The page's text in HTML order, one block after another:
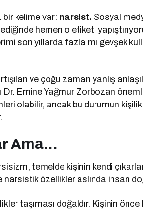
bir kelime var: narsist. Sosyal
hemen o etiketi
son yıllarda fazla mı gevşek
ve çoğu zaman yanlış
Dr. Emine Yağmur Zorbozan
olabilir, ancak bu durumun
Ama…
temelde kişinin kendi
özellikler aslında insan
taşıması doğaldır. Kişinin